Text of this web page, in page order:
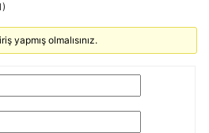
yapmış olmalısınız.